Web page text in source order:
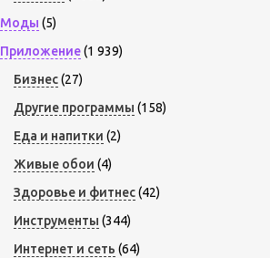
Моды (5)
Приложение(1 939)
Бизнес(27)
Другие программы (158)
Еда и напитки (2)
Живые обои (4)
Здоровье и фитнес(42)
Инструменты (344)
Интернет и сеть (64)